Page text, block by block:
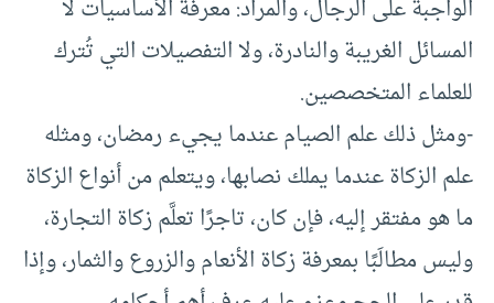
الواجبة على الرجال، والمراد: معرفة الأساسيات لا
المسائل الغريبة والنادرة، ولا التفصيلات التي تُترك
للعلماء المتخصصين.
-ومثل ذلك علم الصيام عندما يجيء رمضان، ومثله
علم الزكاة عندما يملك نصابها، ويتعلم من أنواع الزكاة
ما هو مفتقر إليه، فإن كان، تاجرًا تعلَّم زكاة التجارة،
وليس مطالَبًا بمعرفة زكاة الأنعام والزروع والثمار، وإذا